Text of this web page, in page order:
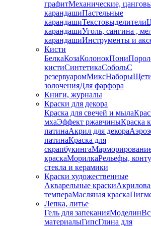
графитМеханические,
карандашиПастельные
карандашиТекстовыделители
карандашиУголь, сангина ,
карандашиИнструменты и
Кисти
БелкаКозаКолонокПони
кистиСинтетикаСобольС
резервуаромМиксНаборы
золоченияДля фарфора
Книги, журналы
Краски для декора
Краска для свечей и мыла
мхаЭффект ржавчиныКраска
патинаАкрил для декора
патинаКраска для
скрапбукинга
краскаМорилкаРельефы,
стекла и керамики
Краски художественные
Акварельные краски
темпераМасляная краска
Лепка, литье
Гель для запеканияМоделин
материалыГипсГлина для